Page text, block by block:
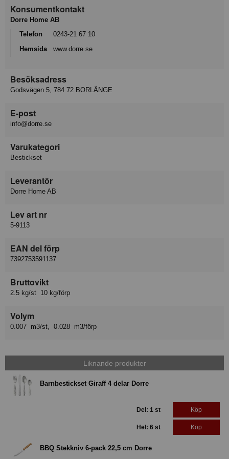
Konsumentkontakt
Dorre Home AB
Telefon
0243-21 67 10
Hemsida
www.dorre.se
Besöksadress
Godsvägen 5, 784 72 BORLÄNGE
E-post
info@dorre.se
Varukategori
Bestickset
Leverantör
Dorre Home AB
Lev art nr
5-9113
EAN del förp
7392753591137
Bruttovikt
2.5 kg/st 10 kg/förp
Volym
0.007 m3/st, 0.028 m3/förp
Liknande produkter
Barnbestickset Giraff 4 delar Dorre
Del: 1 st Köp
Hel: 6 st Köp
BBQ Stekkniv 6-pack 22,5 cm Dorre